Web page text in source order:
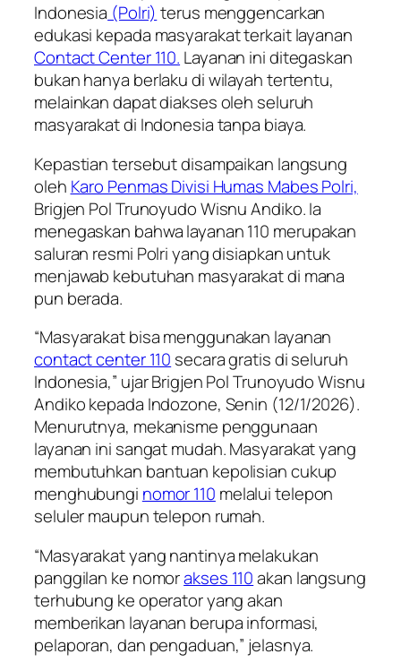
Indonesia (Polri) terus menggencarkan
edukasi kepada masyarakat terkait layanan
Contact Center 110. Layanan ini ditegaskan
bukan hanya berlaku di wilayah tertentu,
melainkan dapat diakses oleh seluruh
masyarakat di Indonesia tanpa biaya.
Kepastian tersebut disampaikan langsung
oleh Karo Penmas Divisi Humas Mabes Polri,
Brigjen Pol Trunoyudo Wisnu Andiko. Ia
menegaskan bahwa layanan 110 merupakan
saluran resmi Polri yang disiapkan untuk
menjawab kebutuhan masyarakat di mana
pun berada.
“Masyarakat bisa menggunakan layanan
contact center 110 secara gratis di seluruh
Indonesia,” ujar Brigjen Pol Trunoyudo Wisnu
Andiko kepada Indozone, Senin (12/1/2026).
Menurutnya, mekanisme penggunaan
layanan ini sangat mudah. Masyarakat yang
membutuhkan bantuan kepolisian cukup
menghubungi nomor 110 melalui telepon
seluler maupun telepon rumah.
“Masyarakat yang nantinya melakukan
panggilan ke nomorakses 110akan langsung
terhubung ke operator yang akan
memberikan layanan berupa informasi,
pelaporan, dan pengaduan,” jelasnya.